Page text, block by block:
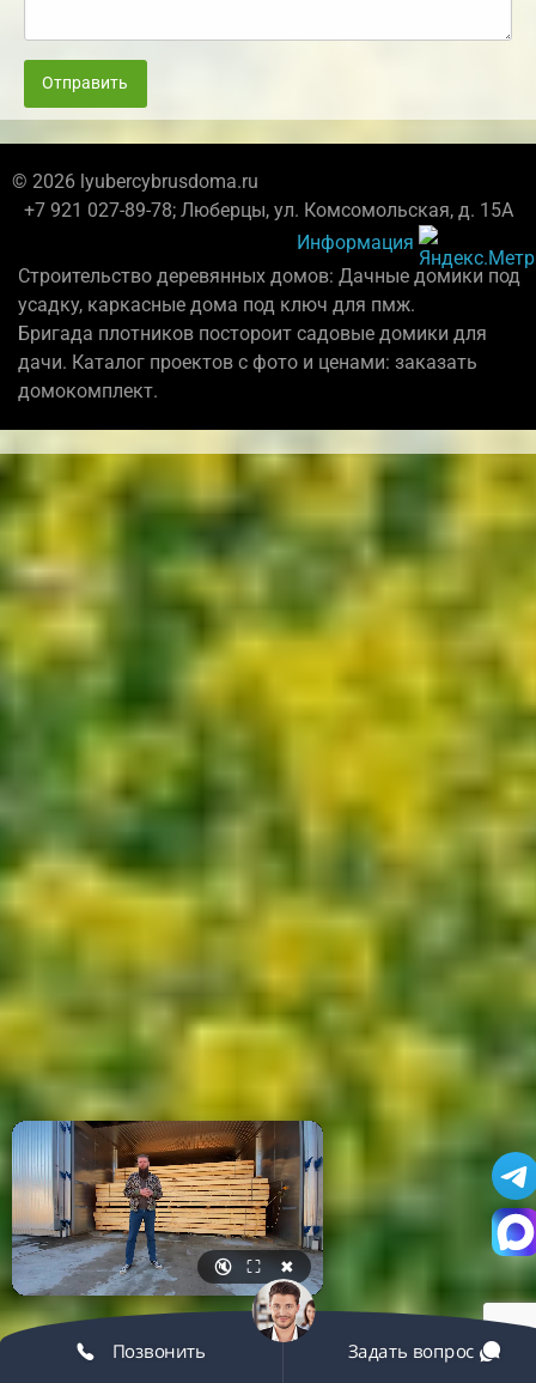
Отправить
© 2026 lyubercybrusdoma.ru
+7 921 027-89-78; Люберцы, ул. Комсомольская, д. 15А
Информация
Строительство деревянных домов: Дачные домики под
усадку, каркасные дома под ключ для пмж.
Бригада плотников постороит садовые домики для
дачи. Каталог проектов с фото и ценами: заказать
домокомплект.
🔇 ⛶ ✖
Позвонить Задать вопрос